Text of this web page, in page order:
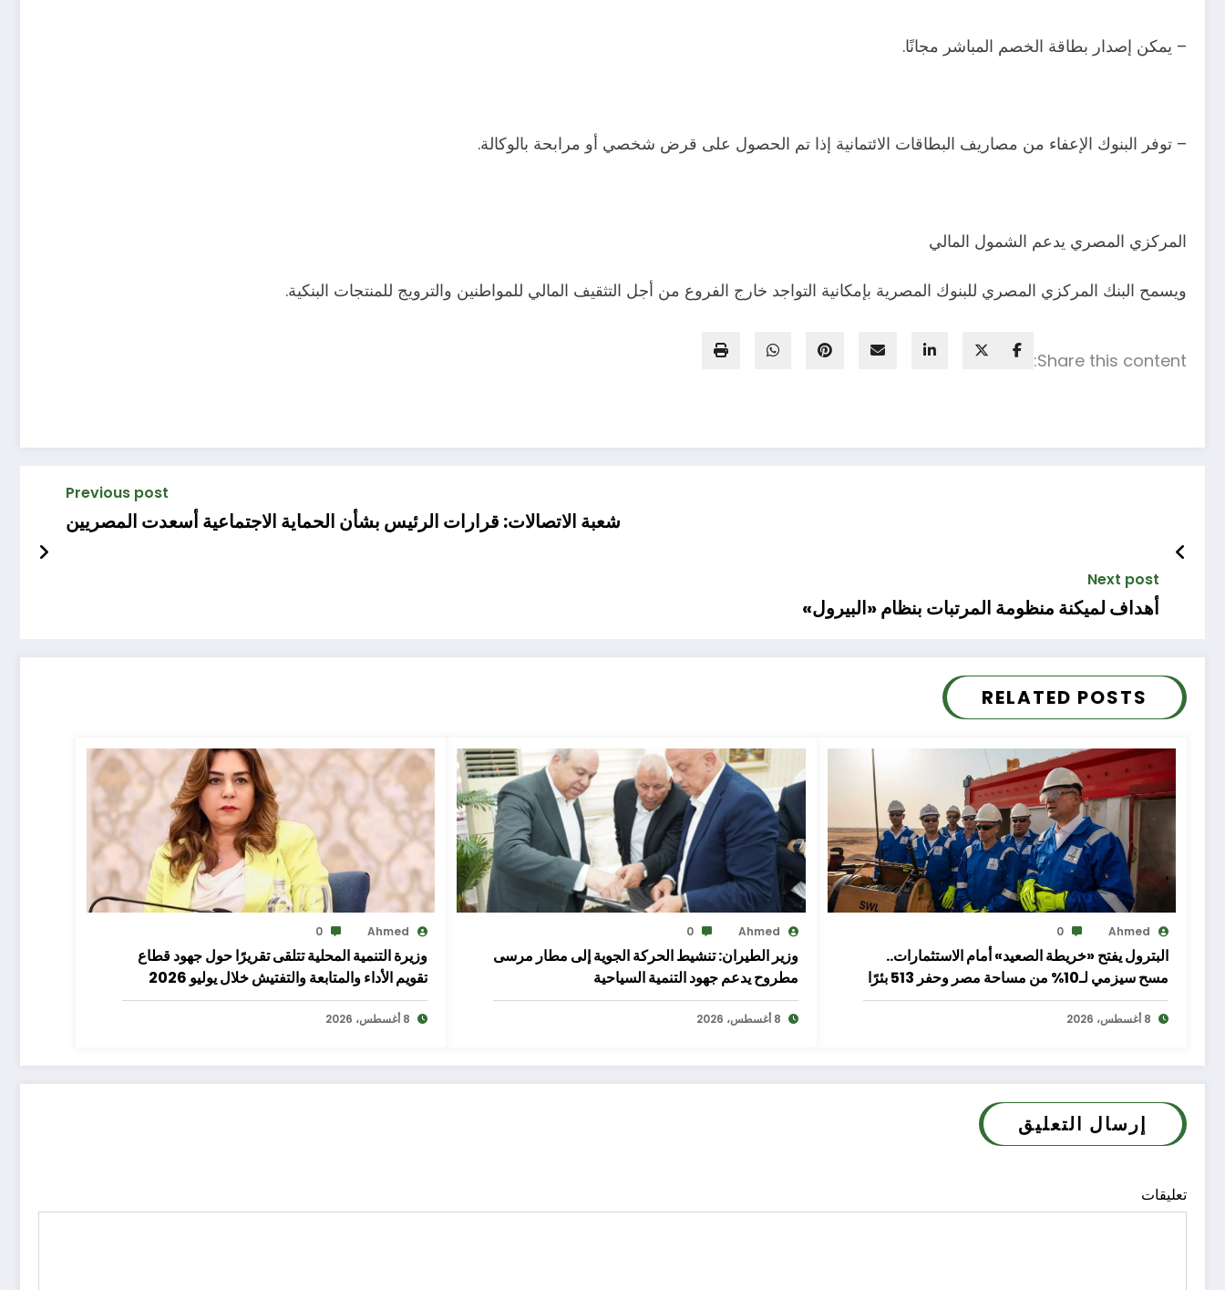
– يمكن إصدار بطاقة الخصم المباشر مجانًا.
– توفر البنوك الإعفاء من مصاريف البطاقات الائتمانية إذا تم الحصول على قرض شخصي أو مرابحة بالوكالة.
المركزي المصري يدعم الشمول المالي
ويسمح البنك المركزي المصري للبنوك المصرية بإمكانية التواجد خارج الفروع من أجل التثقيف المالي للمواطنين والترويج للمنتجات البنكية.
Share this content:
Previous post
شعبة الاتصالات: قرارات الرئيس بشأن الحماية الاجتماعية أسعدت المصريين
Next post
أهداف لميكنة منظومة المرتبات بنظام «البيرول»
RELATED POSTS
Ahmed
0
البترول يفتح «خريطة الصعيد» أمام الاستثمارات..
مسح سيزمي لـ10% من مساحة مصر وحفر 513 بئرًا
لتعزيز الإنتاج والاستكشاف
8 أغسطس، 2026
Ahmed
0
وزير الطيران: تنشيط الحركة الجوية إلى مطار مرسى
مطروح يدعم جهود التنمية السياحية
8 أغسطس، 2026
Ahmed
0
وزيرة التنمية المحلية تتلقى تقريرًا حول جهود قطاع
تقويم الأداء والمتابعة والتفتيش خلال يوليو 2026
8 أغسطس، 2026
إرسال التعليق
تعليقات